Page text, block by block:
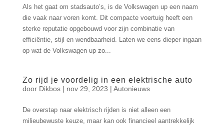
Als het gaat om stadsauto’s, is de Volkswagen up een naam
die vaak naar voren komt. Dit compacte voertuig heeft een
sterke reputatie opgebouwd voor zijn combinatie van
efficiëntie, stijl en wendbaarheid. Laten we eens dieper ingaan
op wat de Volkswagen up zo...
Zo rijd je voordelig in een elektrische auto
door Dikbos| nov 29, 2023 | Autonieuws
De overstap naar elektrisch rijden is niet alleen een
milieubewuste keuze, maar kan ook financieel aantrekkelijk